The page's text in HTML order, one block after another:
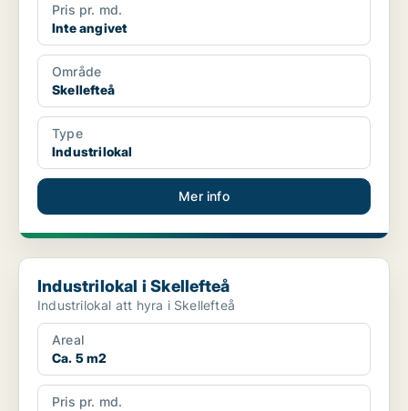
Pris pr. md.
Inte angivet
Område
Skellefteå
Type
Industrilokal
Mer info
Industrilokal i Skellefteå
Industrilokal i Skellefteå
Industrilokal att hyra i Skellefteå
Areal
Ca. 5 m2
Pris pr. md.